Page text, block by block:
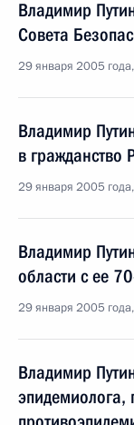
Владимир
Совета
29 января 2005
Владимир
в гражданство
29 января 2005
Владимир
области с ее
29 января 2005
Владимир
эпидемиолога,